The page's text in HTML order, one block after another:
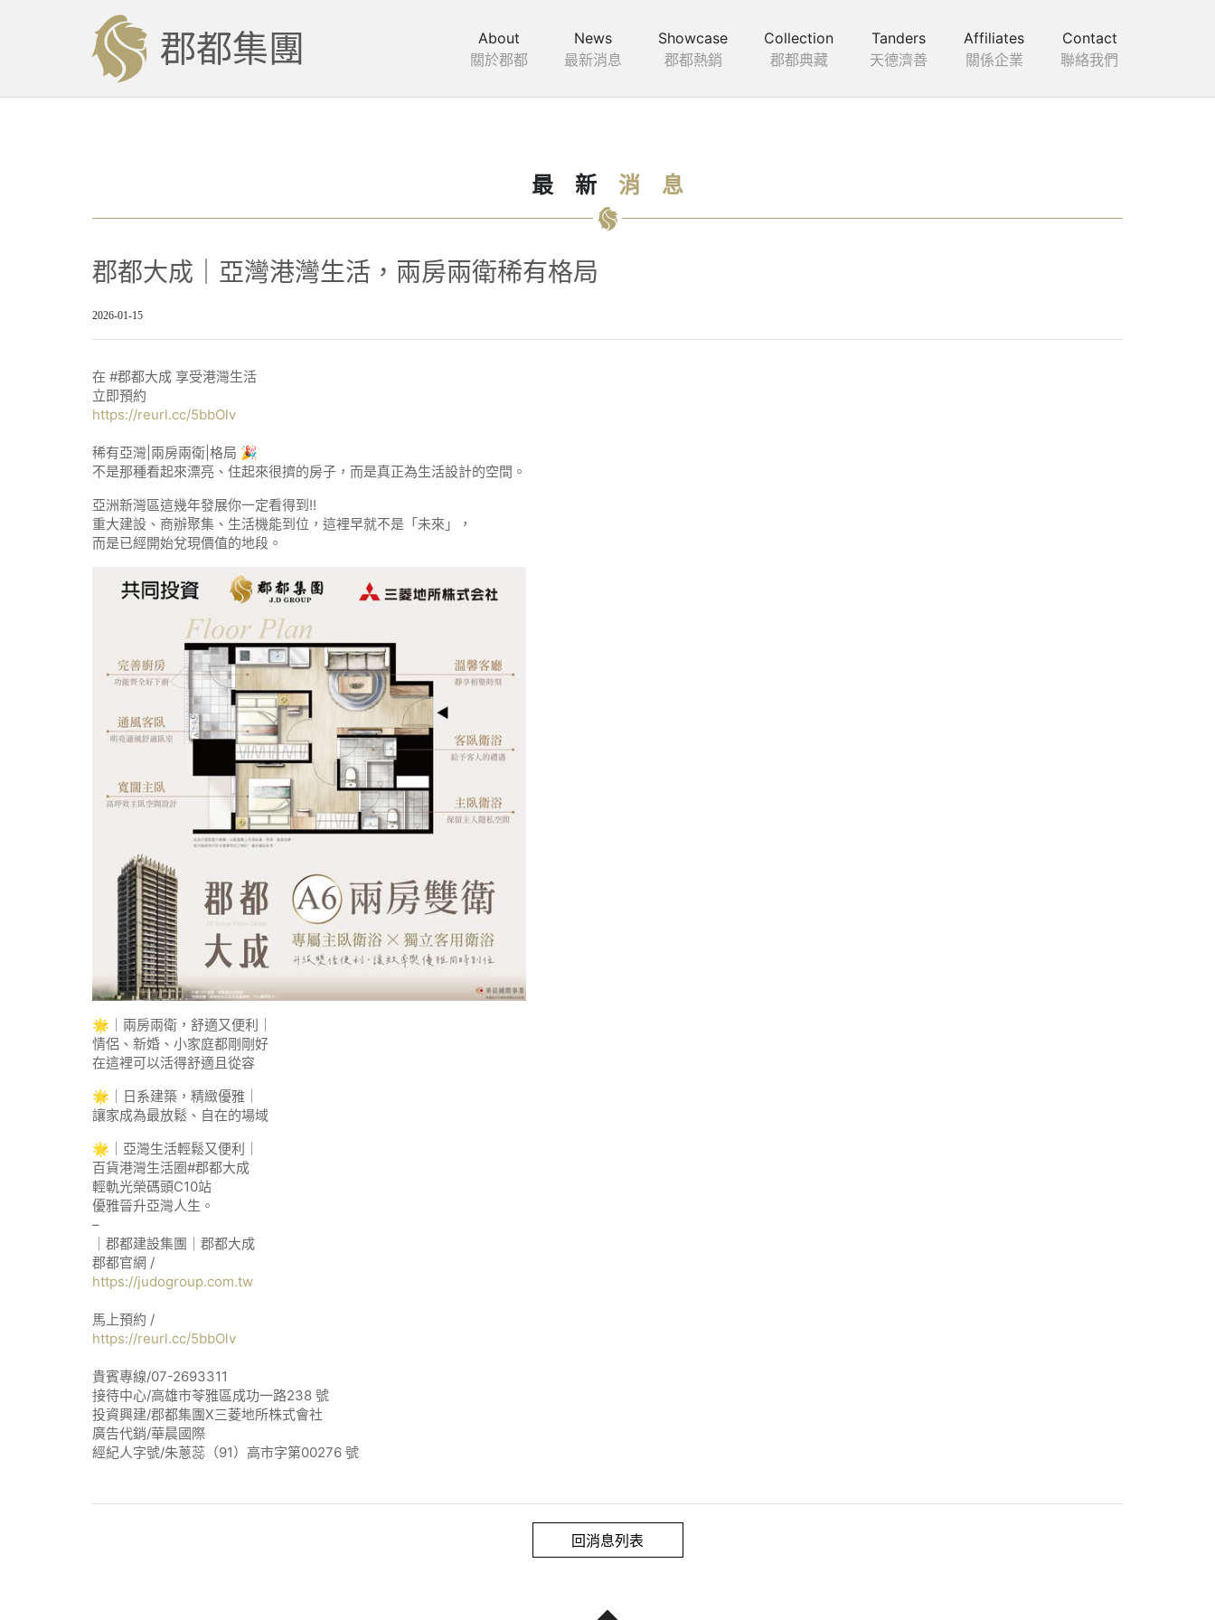
郡都集團
About
關於郡都
News
最新消息
Showcase
郡都熱銷
Collection
郡都典藏
Tanders
天德濟善
Affiliates
關係企業
Contact
聯絡我們
最 新 消 息
郡都大成｜亞灣港灣生活，兩房兩衛稀有格局
2026-01-15
在 #郡都大成 享受港灣生活
立即預約
https://reurl.cc/5bbOlv
稀有亞灣|兩房兩衛|格局 🎉
不是那種看起來漂亮、住起來很擠的房子，而是真正為生活設計的空間。
亞洲新灣區這幾年發展你一定看得到!!
重大建設、商辦聚集、生活機能到位，這裡早就不是「未來」，
而是已經開始兌現價值的地段。
🌟｜兩房兩衛，舒適又便利｜
情侶、新婚、小家庭都剛剛好
在這裡可以活得舒適且從容
🌟｜日系建築，精緻優雅｜
讓家成為最放鬆、自在的場域
🌟｜亞灣生活輕鬆又便利｜
百貨港灣生活圈#郡都大成
輕軌光榮碼頭C10站
優雅晉升亞灣人生。
–
｜郡都建設集團｜郡都大成
郡都官網 /
https://judogroup.com.tw
馬上預約 /
https://reurl.cc/5bbOlv
貴賓專線/07-2693311
接待中心/高雄市苓雅區成功一路238 號
投資興建/郡都集團X三菱地所株式會社
廣告代銷/華晨國際
經紀人字號/朱蔥蕊（91）高市字第00276 號
回消息列表